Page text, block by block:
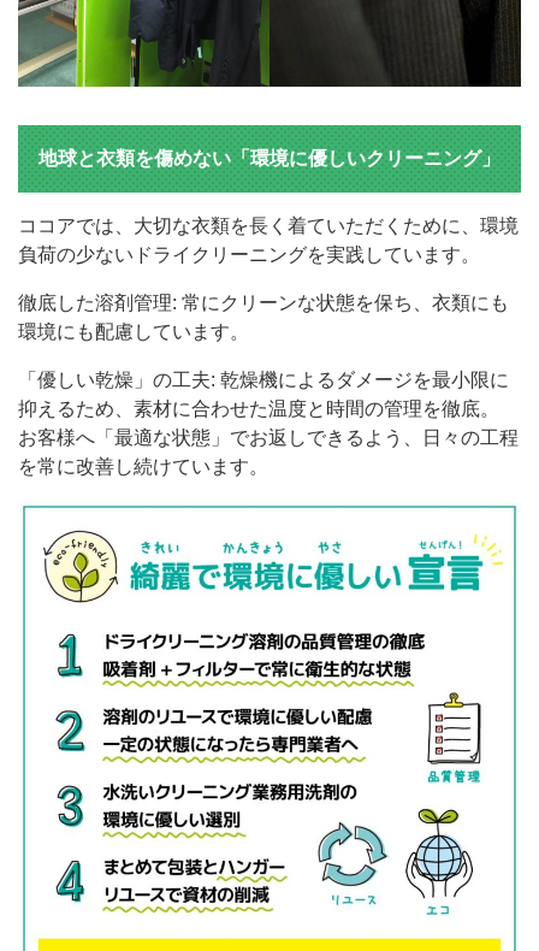
地球と衣類を傷めない「環境に優しいクリーニング」
ココアでは、大切な衣類を長く着ていただくために、環境
負荷の少ないドライクリーニングを実践しています。
徹底した溶剤管理: 常にクリーンな状態を保ち、衣類にも
環境にも配慮しています。
「優しい乾燥」の工夫: 乾燥機によるダメージを最小限に
抑えるため、素材に合わせた温度と時間の管理を徹底。
お客様へ「最適な状態」でお返しできるよう、日々の工程
を常に改善し続けています。